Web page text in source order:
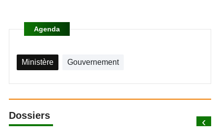
Agenda
Ministère Gouvernement
Dossiers ‹